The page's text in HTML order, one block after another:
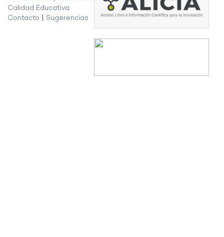
Calidad Educativa
Contacto
Sugerencias